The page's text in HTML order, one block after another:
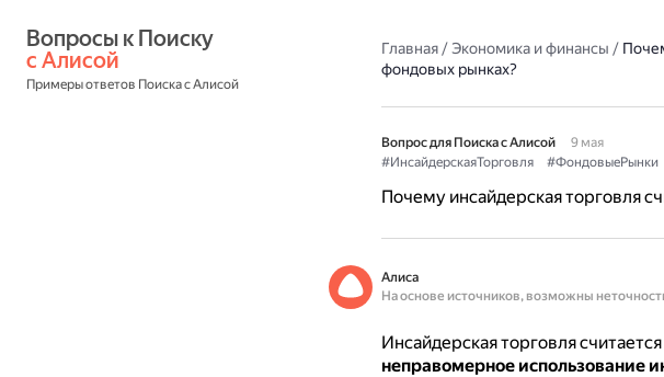
с Алисой
Примеры ответов Поиска с Алисой
Главная/Экономика и финансы /
фондовых рынках?
Вопрос для Поиска с Алисой
9 мая
#ИнсайдерскаяТорговля
#ФондовыеРынки
Почему инсайдерская торговля
Алиса
На основе источников, возможны
Инсайдерская торговля
неправомерное использование